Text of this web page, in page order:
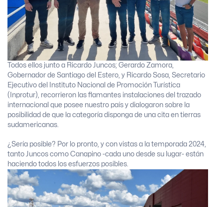
Todos ellos junto a Ricardo Juncos; Gerardo Zamora,
Gobernador de Santiago del Estero, y Ricardo Sosa, Secretario
Ejecutivo del Instituto Nacional de Promoción Turística
(Inprotur), recorrieron las flamantes instalaciones del trazado
internacional que posee nuestro país y dialogaron sobre la
posibilidad de que la categoría disponga de una cita en tierras
sudamericanas.
¿Sería posible? Por lo pronto, y con vistas a la temporada 2024,
tanto Juncos como Canapino -cada uno desde su lugar- están
haciendo todos los esfuerzos posibles.